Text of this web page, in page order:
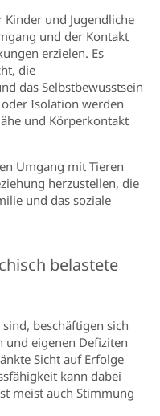
und Jugendliche
und der Kontakt
erzielen. Es
die
das Selbstbewusstsein
Isolation werden
und Körperkontakt
Umgang mit Tieren
herzustellen, die
und das soziale
belastete
beschäftigen sich
eigenen Defiziten
Sicht auf Erfolge
kann dabei
meist auch Stimmung